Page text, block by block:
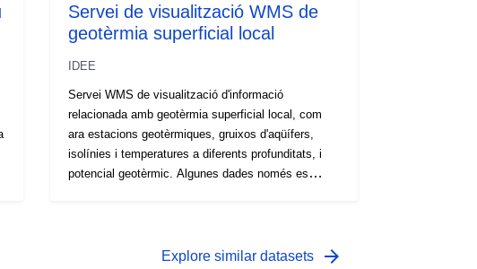
Servei de visualització WMS de
geotèrmia superficial local
IDEE
Servei WMS de visualització d'informació
relacionada amb geotèrmia superficial local, com
ara estacions geotèrmiques, gruixos d'aqüífers,
isolínies i temperatures a diferents profunditats, i
potencial geotèrmic. Algunes dades només es
Explore similar datasets arrow_forward